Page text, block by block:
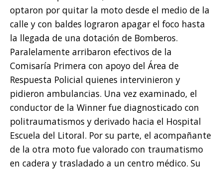
optaron por quitar la moto desde el medio de la
calle y con baldes lograron apagar el foco hasta
la llegada de una dotación de Bomberos.
Paralelamente arribaron efectivos de la
Comisaría Primera con apoyo del Área de
Respuesta Policial quienes intervinieron y
pidieron ambulancias. Una vez examinado, el
conductor de la Winner fue diagnosticado con
politraumatismos y derivado hacia el Hospital
Escuela del Litoral. Por su parte, el acompañante
de la otra moto fue valorado con traumatismo
en cadera y trasladado a un centro médico. Su